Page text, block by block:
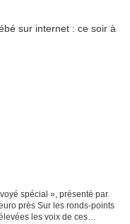
spécial », présenté par
près Sur les ronds-points
les voix de ces